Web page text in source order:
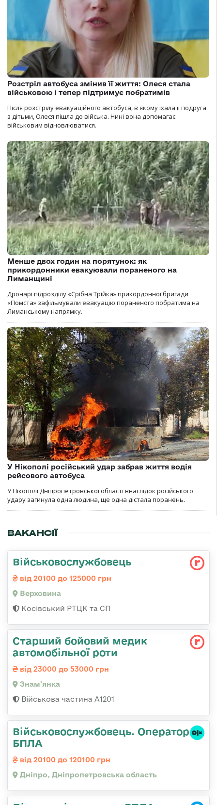
Розстріл автобуса змінив її життя: Олеся стала
військовою і тепер підтримує побратимів
Після розстрілу евакуаційного автобуса, в якому їхала її подруга
з дітьми, Олеся пішла до війська. Нині вона допомагає
військовим відновлюватися.
Менше двох годин на порятунок: як
прикордонники евакуювали пораненого на
Лиманщині
Дронарі підрозділу «Срібна Трійка» прикордонної бригади
«Помста» зафільмували евакуацію пораненого побратима на
Лиманському напрямку.
У Нікополі російський удар забрав життя водія
рейсового автобуса
У Нікополі Дніпропетровської області внаслідок російського
удару загинула одна людина, ще одна дістала поранень.
ВАКАНСІЇ
Військовослужбовець
від 20100 до 125000 грн
Верховина
Косівський РТЦК та СП
Старший бойовий медик
автомобільної роти
від 23000 до 53000 грн
Знам'янка
Військова частина А1201
Військовослужбовець. Оператор
БПЛА
від 20100 до 120100 грн
Дніпро, Дніпропетровська область